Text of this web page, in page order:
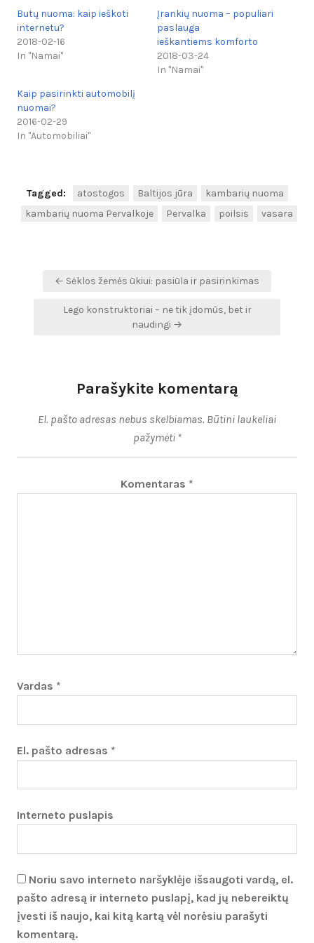
Butų nuoma: kaip ieškoti
internetu?
2018-02-16
In "Namai"
Įrankių nuoma – populiari
paslauga
ieškantiems komforto
2018-03-24
In "Namai"
Kaip pasirinkti automobilį
nuomai?
2016-02-29
In "Automobiliai"
Tagged: atostogos Baltijos jūra
kambarių nuoma
kambarių nuoma Pervalkoje
Pervalka poilsis vasara
Navigacija
įrašų
← Sėklos žemės ūkiui: pasiūla ir pasirinkimas
Lego konstruktoriai – ne tik įdomūs, bet ir
naudingi →
Parašykite komentarą
El. pašto adresas nebus skelbiamas. Būtini laukeliai
pažymėti *
Komentaras *
Vardas *
El. pašto adresas *
Interneto puslapis
Noriu savo interneto naršyklėje išsaugoti vardą, el.
pašto adresą ir interneto puslapį, kad jų nebereiktų
įvesti iš naujo, kai kitą kartą vėl norėsiu parašyti
komentarą.